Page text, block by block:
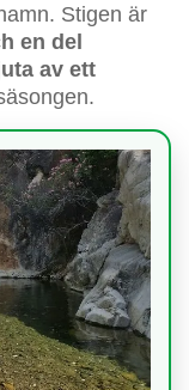
Stigen är
en del
av ett